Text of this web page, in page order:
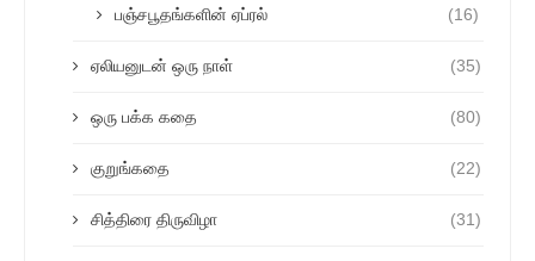
பஞ்சபூதங்களின் ஏப்ரல் (16)
ஏலியனுடன் ஒரு நாள் (35)
ஒரு பக்க கதை (80)
குறுங்கதை (22)
சித்திரை திருவிழா (31)